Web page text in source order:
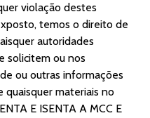
violação destes
temos o direito de
autoridades
solicitem ou nos
ou outras informações
quaisquer materiais no
E ISENTA A MCC E